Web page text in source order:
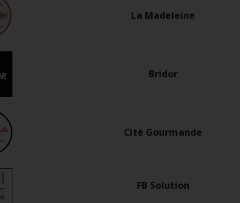
La Madeleine
Bridor
Cité Gourmande
FB Solution